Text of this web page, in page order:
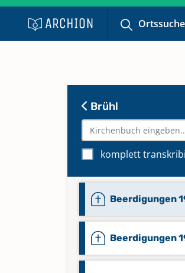
Ortssuche
Brühl
komplett
Beerdigungen
Beerdigungen